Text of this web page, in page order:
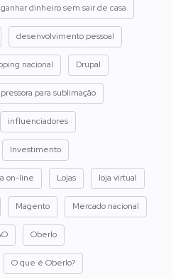
dinheiro sem sair de casa
desenvolvimento pessoal
nacional Drupal
para sublimação
influenciadores
Investimento
on-line Lojas loja virtual
Magento Mercado nacional
Oberlo
O que é Oberlo?